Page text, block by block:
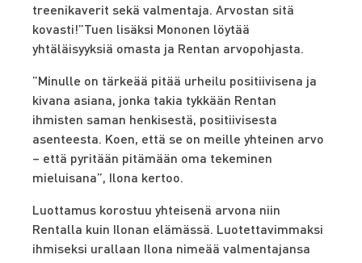
treenikaverit sekä valmentaja. Arvostan sitä
kovasti!”Tuen lisäksi Mononen löytää
yhtäläisyyksiä omasta ja Rentan arvopohjasta.
”Minulle on tärkeää pitää urheilu positiivisena ja
kivana asiana, jonka takia tykkään Rentan
ihmisten saman henkisestä, positiivisesta
asenteesta. Koen, että se on meille yhteinen arvo
– että pyritään pitämään oma tekeminen
mieluisana”, Ilona kertoo.
Luottamus korostuu yhteisenä arvona niin
Rentalla kuin Ilonan elämässä. Luotettavimmaksi
ihmiseksi urallaan Ilona nimeää valmentajansa